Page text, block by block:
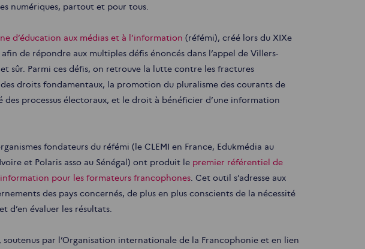
numériques, partout et pour tous.
d’éducation aux médias et à l’information (réfémi), créé lors du XIXe
de répondre aux multiples défis énoncés dans l’appel de Villers-
sûr. Parmi ces défis, on retrouve la lutte contre les fractures
droits fondamentaux, la promotion du pluralisme des courants de
des processus électoraux, et le droit à bénéficier d’une information
fondateurs du réfémi (le CLEMI en France, Edukmédia au
et Polaris asso au Sénégal) ont produit le premier référentiel de
pour les formateurs francophones . Cet outil s’adresse aux
des pays concernés, de plus en plus conscients de la nécessité
d’en évaluer les résultats.
soutenus par l’Organisation internationale de la Francophonie et en lien